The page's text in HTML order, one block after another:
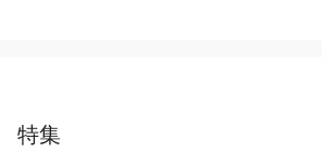
特集